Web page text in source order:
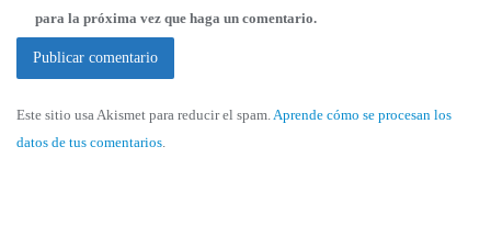
para la próxima vez que haga un comentario.
Este sitio usa Akismet para reducir el spam. Aprende cómo se procesan los
datos de tus comentarios